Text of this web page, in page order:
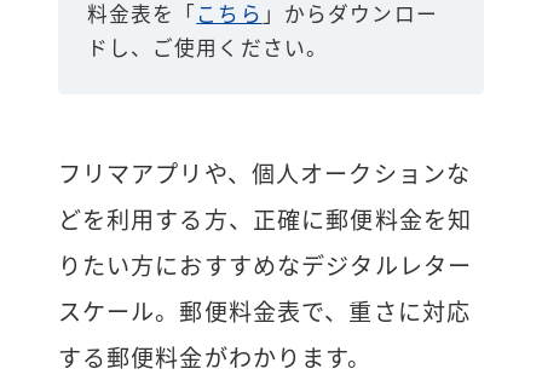
料金表を「 こちら 」からダウンロー
ドし、ご使用ください。
フリマアプリや、個人オークションな
どを利用する方、正確に郵便料金を知
りたい方におすすめなデジタルレター
スケール。郵便料金表で、重さに対応
する郵便料金がわかります。